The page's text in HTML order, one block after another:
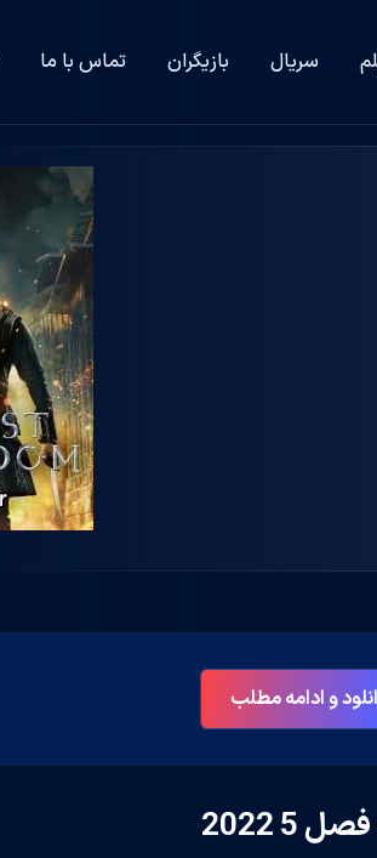
سریال بازیگران تماس با ما
و ادامه مطلب
2022